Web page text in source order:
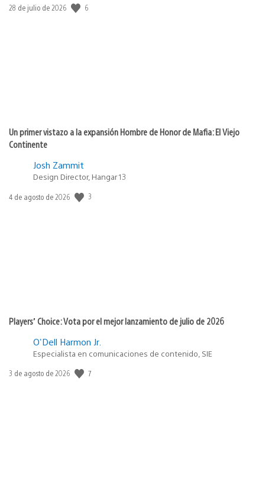
Fecha
28 de julio de 2026 6
Un primer vistazo a la expansión Hombre de Honor de Mafia: El Viejo
Continente
Josh Zammit
Design Director, Hangar 13
Fecha
4 de agosto de 2026 3
Players’ Choice: Vota por el mejor lanzamiento de julio de 2026
O'Dell Harmon Jr.
Especialista en comunicaciones de contenido, SIE
Fecha
3 de agosto de 2026 7